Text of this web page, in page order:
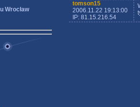
Wrocław
tomson15
2006.11.22 19:13:00
IP: 81.15.216.54